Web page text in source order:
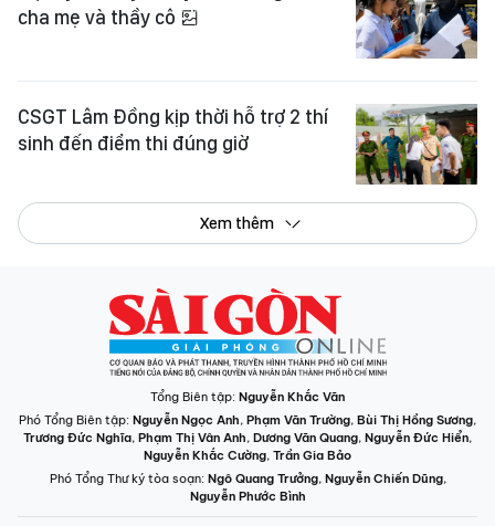
cha mẹ và thầy cô
CSGT Lâm Đồng kịp thời hỗ trợ 2 thí
sinh đến điểm thi đúng giờ
Xem thêm
Tổng Biên tập: Nguyễn Khắc Văn
Phó Tổng Biên tập: Nguyễn Ngọc Anh, Phạm Văn Trường, Bùi Thị Hồng Sương,
Trương Đức Nghĩa, Phạm Thị Vân Anh, Dương Văn Quang, Nguyễn Đức Hiển,
Nguyễn Khắc Cường, Trần Gia Bảo
Phó Tổng Thư ký tòa soạn: Ngô Quang Trưởng, Nguyễn Chiến Dũng,
Nguyễn Phước Bình